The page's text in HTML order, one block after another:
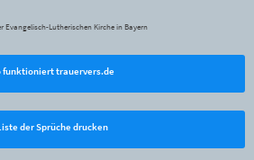
Evangelisch-Lutherischen Kirche in Bayern
funktioniert trauervers.de
der Sprüche drucken